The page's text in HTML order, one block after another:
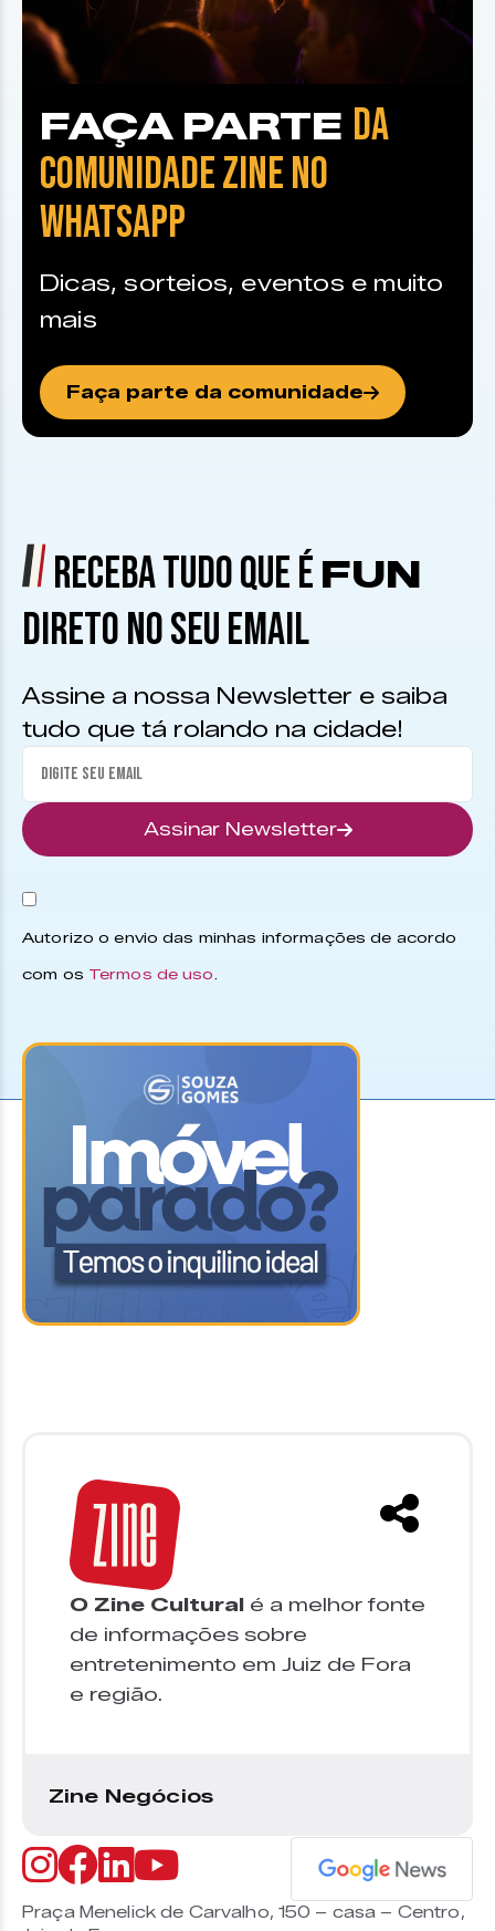
FAÇA PARTE DA
COMUNIDADE ZINE NO
WHATSAPP
Dicas, sorteios, eventos e muito
mais
Faça parte da comunidade
RECEBA TUDO QUE É FUN
DIRETO NO SEU EMAIL
Assine a nossa Newsletter e saiba
tudo que tá rolando na cidade!
Assinar Newsletter
Autorizo o envio das minhas informações de acordo
com os Termos de uso.
O Zine Cultural é a melhor fonte
de informações sobre
entretenimento em Juiz de Fora
e região.
Zine Negócios
Praça Menelick de Carvalho, 150 – casa – Centro,